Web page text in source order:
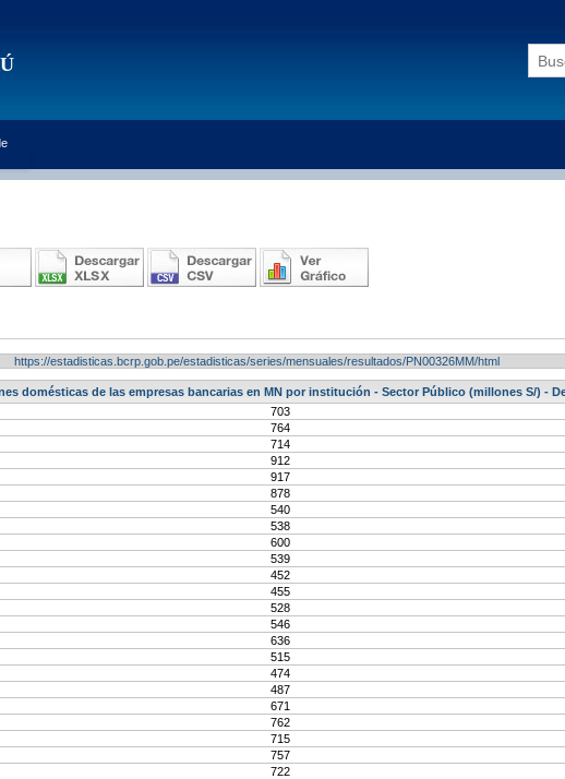
https://estadisticas.bcrp.gob.pe/estadisticas/series/mensuales/resultados/PN00326MM/html
domésticas de las empresas bancarias en MN por institución - Sector Público (millones S/) -
703
764
714
912
917
878
540
538
600
539
452
455
528
546
636
515
474
487
671
762
715
757
722